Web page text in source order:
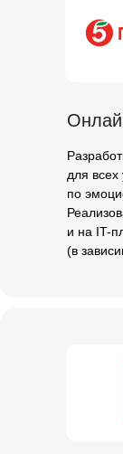
для всех
по
и на IT-
(в